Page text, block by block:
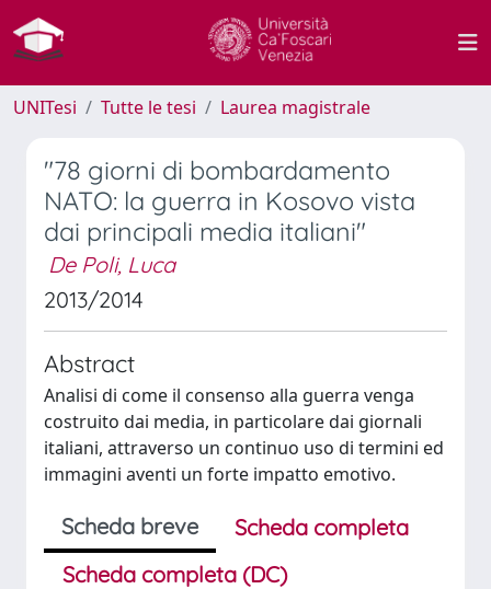
UNITesi Tutte le tesi Laurea magistrale
"78 giorni di bombardamento
NATO: la guerra in Kosovo vista
dai principali media italiani"
De Poli, Luca
2013/2014
Abstract
Analisi di come il consenso alla guerra venga
costruito dai media, in particolare dai giornali
italiani, attraverso un continuo uso di termini ed
immagini aventi un forte impatto emotivo.
Scheda breve
Scheda completa
Scheda completa (DC)